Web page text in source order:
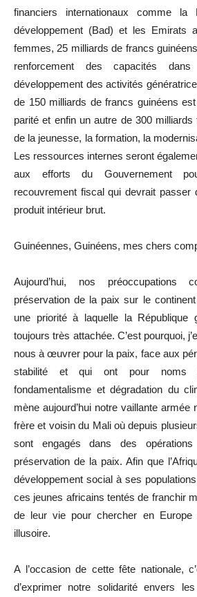
financiers internationaux comme la
développement (Bad) et les Emirats
femmes, 25 milliards de francs
renforcement des capacités
développement des activités
de 150 milliards de francs guinéens
parité et enfin un autre de 300
de la jeunesse, la formation, la
Les ressources internes seront
aux efforts du Gouvernement
recouvrement fiscal qui devrait passer
produit intérieur brut.
Guinéennes, Guinéens, mes chers
Aujourd’hui, nos préoccupations
préservation de la paix sur le
une priorité à laquelle la République
toujours très attachée. C’est pourquoi,
nous à œuvrer pour la paix, face aux
stabilité et qui ont pour noms
fondamentalisme et dégradation du
mène aujourd’hui notre vaillante armée
frère et voisin du Mali où depuis
sont engagés dans des
préservation de la paix. Afin que
développement social à ses
ces jeunes africains tentés de franchir
de leur vie pour chercher en Europe
illusoire.
A l’occasion de cette fête nationale,
d’exprimer notre solidarité envers